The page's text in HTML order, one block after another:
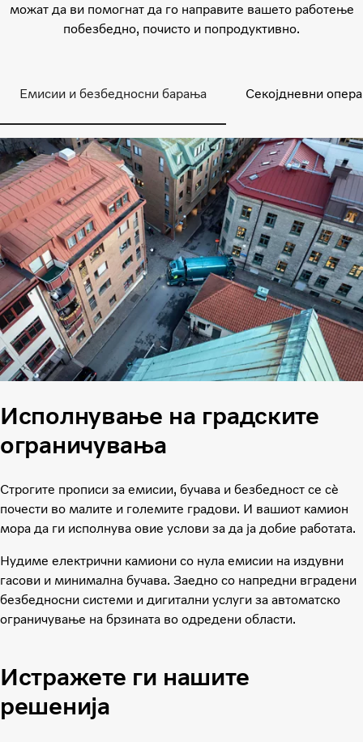
можат да ви помогнат да го направите вашето работење
побезбедно, почисто и попродуктивно.
Емисии и безбедносни барања Секојдневни
Исполнување на градските
ограничувања
Строгите прописи за емисии, бучава и безбедност се сè
почести во малите и големите градови. И вашиот камион
мора да ги исполнува овие услови за да ја добие работата.
Нудиме електрични камиони со нула емисии на издувни
гасови и минимална бучава. Заедно со напредни вградени
безбедносни системи и дигитални услуги за автоматско
ограничување на брзината во одредени области.
Истражете ги нашите
решенија